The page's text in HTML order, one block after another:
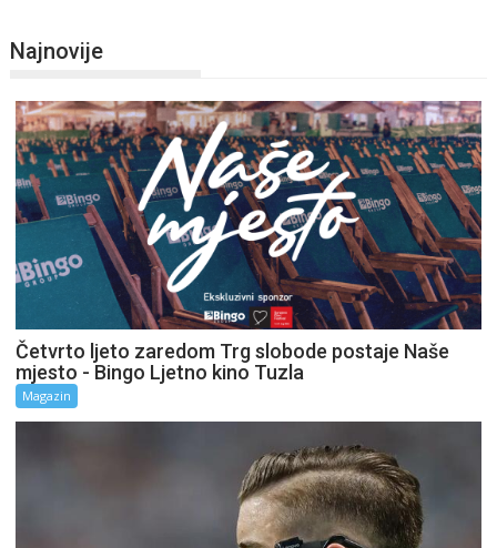
Najnovije
Četvrto ljeto zaredom Trg slobode postaje Naše
mjesto - Bingo Ljetno kino Tuzla
Magazin